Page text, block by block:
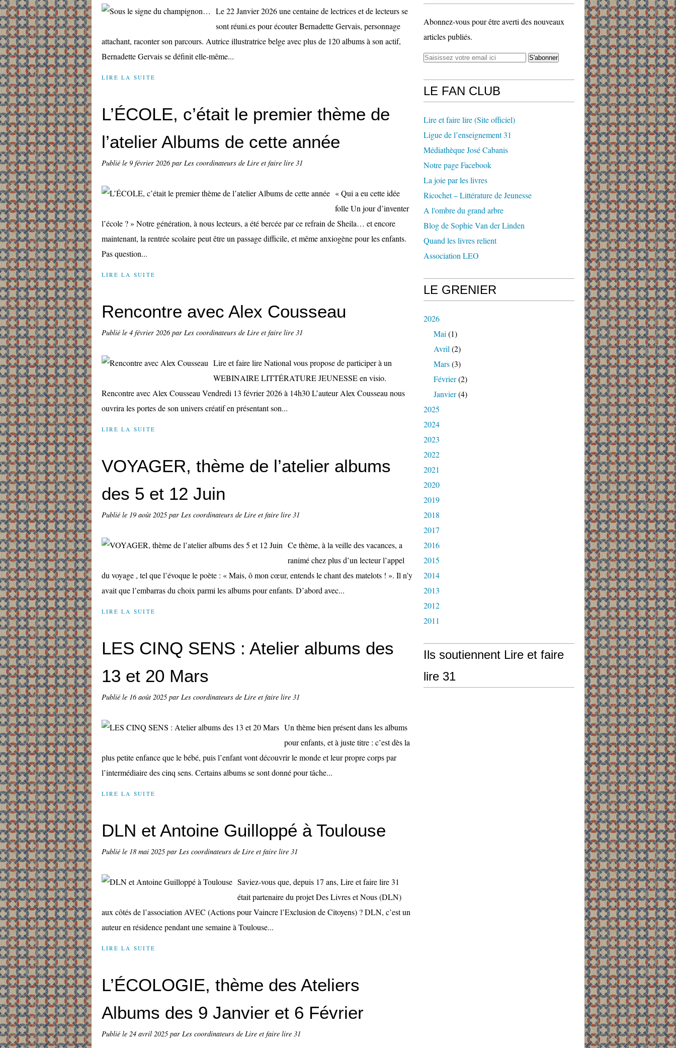
Le 22 Janvier 2026 une centaine de lectrices et de lecteurs se
sont réuni.es pour écouter Bernadette Gervais, personnage
attachant, raconter son parcours. Autrice illustratrice belge avec plus de 120 albums à son actif,
Bernadette Gervais se définit elle-même...
LIRE LA SUITE
L’ÉCOLE, c’était le premier thème de
l’atelier Albums de cette année
Publié le 9 février 2026par Les coordinateurs de Lire et faire lire 31
« Qui a eu cette idée
folle Un jour d’inventer
l’école ? » Notre génération, à nous lecteurs, a été bercée par ce refrain de Sheila… et encore
maintenant, la rentrée scolaire peut être un passage difficile, et même anxiogène pour les enfants.
Pas question...
LIRE LA SUITE
Rencontre avec Alex Cousseau
Publié le 4 février 2026par Les coordinateurs de Lire et faire lire 31
Lire et faire lire National vous propose de participer à un
WEBINAIRE LITTÉRATURE JEUNESSE en visio.
Rencontre avec Alex Cousseau Vendredi 13 février 2026 à 14h30 L’auteur Alex Cousseau nous
ouvrira les portes de son univers créatif en présentant son...
LIRE LA SUITE
VOYAGER, thème de l’atelier albums
des 5 et 12 Juin
Publié le 19 août 2025 par Les coordinateurs de Lire et faire lire 31
Ce thème, à la veille des vacances, a
ranimé chez plus d’un lecteur l’appel
du voyage , tel que l’évoque le poète : « Mais, ô mon cœur, entends le chant des matelots ! ». Il n’y
avait que l’embarras du choix parmi les albums pour enfants. D’abord avec...
LIRE LA SUITE
LES CINQ SENS : Atelier albums des
13 et 20 Mars
Publié le 16 août 2025 par Les coordinateurs de Lire et faire lire 31
Un thème bien présent dans les albums
pour enfants, et à juste titre : c’est dès la
plus petite enfance que le bébé, puis l’enfant vont découvrir le monde et leur propre corps par
l’intermédiaire des cinq sens. Certains albums se sont donné pour tâche...
LIRE LA SUITE
DLN et Antoine Guilloppé à Toulouse
Publié le 18 mai 2025 par Les coordinateurs de Lire et faire lire 31
Saviez-vous que, depuis 17 ans, Lire et faire lire 31
était partenaire du projet Des Livres et Nous (DLN)
aux côtés de l’association AVEC (Actions pour Vaincre l’Exclusion de Citoyens) ? DLN, c’est un
auteur en résidence pendant une semaine à Toulouse...
LIRE LA SUITE
L’ÉCOLOGIE, thème des Ateliers
Albums des 9 Janvier et 6 Février
Publié le 24 avril 2025 par Les coordinateurs de Lire et faire lire 31
Abonnez-vous pour être averti des nouveaux
articles publiés.
LE FAN CLUB
Lire et faire lire (Site officiel)
Ligue de l’enseignement 31
Médiathèque José Cabanis
Notre page Facebook
La joie par les livres
Ricochet – Littérature de Jeunesse
A l'ombre du grand arbre
Blog de Sophie Van der Linden
Quand les livres relient
Association LEO
LE GRENIER
2026
Mai (1)
Avril (2)
Mars(3)
Février(2)
Janvier(4)
2025
2024
2023
2022
2021
2020
2019
2018
2017
2016
2015
2014
2013
2012
2011
Ils soutiennent Lire et faire
lire 31